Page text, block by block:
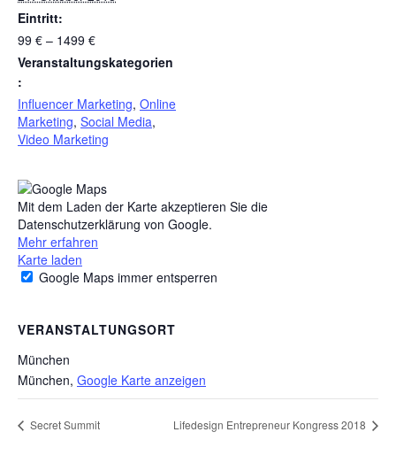
Eintritt:
99 € – 1499 €
Veranstaltungskategorien
:
Influencer Marketing, Online
Marketing, Social Media,
Video Marketing
VERANSTALTUNGSORT
München
München, Google Karte anzeigen
Mit dem Laden der Karte akzeptieren Sie die
Datenschutzerklärung von Google.
Mehr erfahren
Karte laden
Google Maps immer entsperren
Secret Summit Lifedesign Entrepreneur Kongress 2018